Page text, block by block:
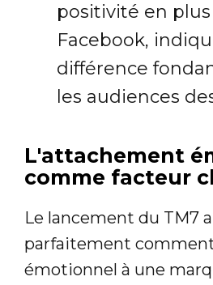
positivité en
Facebook,
différence
les audiences
L'attachement
comme facteur
Le lancement du TM7
parfaitement
émotionnel à une